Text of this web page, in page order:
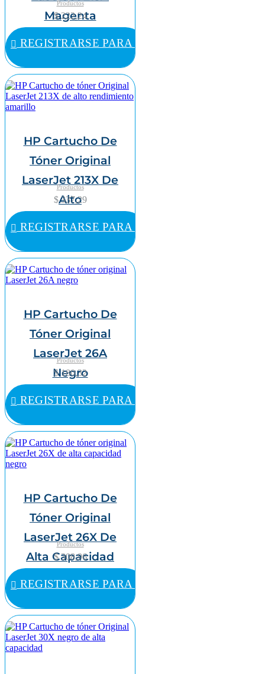
Magenta
Productos
$ 222,24
REGISTRARSE PARA COMPRAR
HP Cartucho De
Tóner Original
LaserJet 213X De
Alto
Productos
$ 337,29
REGISTRARSE PARA COMPRAR
HP Cartucho De
Tóner Original
LaserJet 26A
Negro
Productos
$ 180,32
REGISTRARSE PARA COMPRAR
HP Cartucho De
Tóner Original
LaserJet 26X De
Alta Capacidad
Productos
$ 308,96
REGISTRARSE PARA COMPRAR